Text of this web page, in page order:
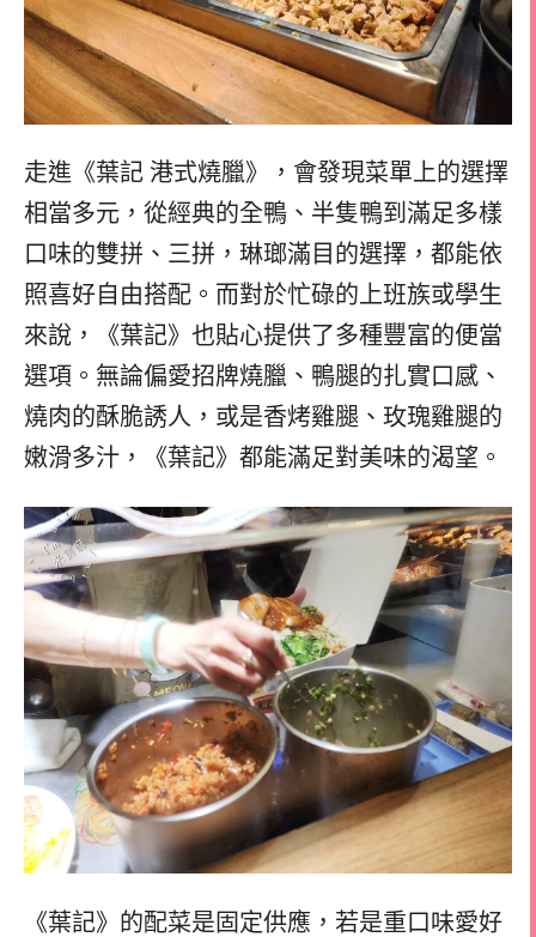
走進《葉記 港式燒臘》，會發現菜單上的選擇
相當多元，從經典的全鴨、半隻鴨到滿足多樣
口味的雙拼、三拼，琳瑯滿目的選擇，都能依
照喜好自由搭配。而對於忙碌的上班族或學生
來說，《葉記》也貼心提供了多種豐富的便當
選項。無論偏愛招牌燒臘、鴨腿的扎實口感、
燒肉的酥脆誘人，或是香烤雞腿、玫瑰雞腿的
嫩滑多汁，《葉記》都能滿足對美味的渴望。
《葉記》的配菜是固定供應，若是重口味愛好